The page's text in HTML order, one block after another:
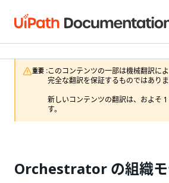
重要 :このコンテンツの一部は機械翻訳に
完全な翻訳を保証するものではありま
新しいコンテンツの翻訳は、およそ
す。
Orchestrator の組織